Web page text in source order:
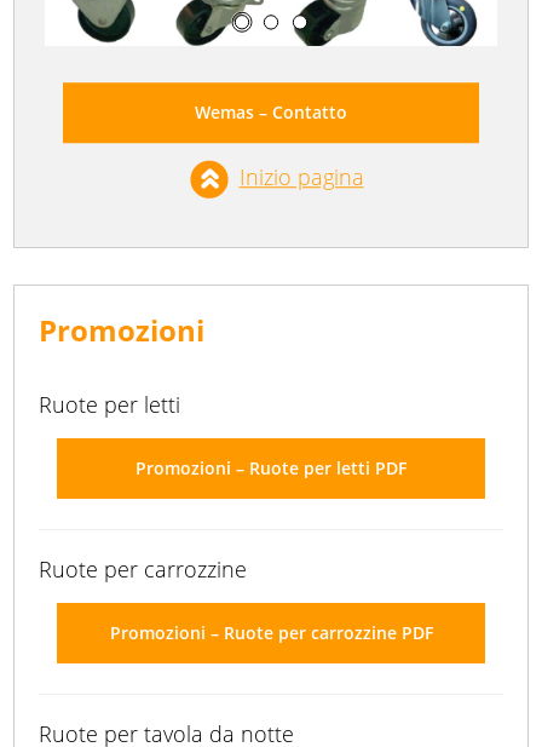
Wemas – Contatto
Inizio pagina
Promozioni
Ruote per letti
Promozioni – Ruote per letti PDF
Ruote per carrozzine
Promozioni – Ruote per carrozzine PDF
Ruote per tavola da notte